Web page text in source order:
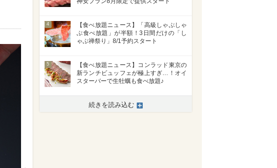
4
【食べ放題ニュース】「高級しゃぶしゃ
ぶ食べ放題」が半額！3日間だけの「し
ゃぶ禅祭り」8/1予約スタート
5
【食べ放題ニュース】コンラッド東京の
新ランチビュッフェが極上すぎ…！オイ
スターバーで生牡蠣も食べ放題♪
続きを読み込む